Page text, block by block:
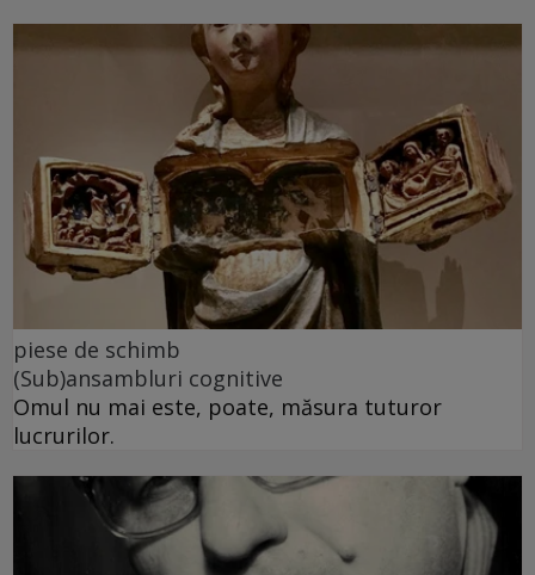
piese de schimb
(Sub)ansambluri cognitive
Omul nu mai este, poate, măsura tuturor
lucrurilor.